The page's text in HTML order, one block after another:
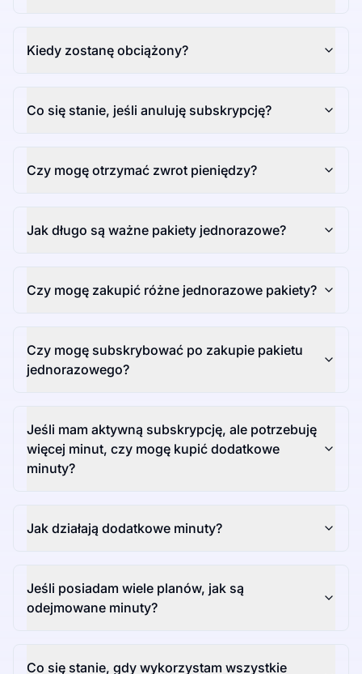
Kiedy zostanę obciążony?
Co się stanie, jeśli anuluję subskrypcję?
Czy mogę otrzymać zwrot pieniędzy?
Jak długo są ważne pakiety jednorazowe?
Czy mogę zakupić różne jednorazowe pakiety?
Czy mogę subskrybować po zakupie pakietu
jednorazowego?
Jeśli mam aktywną subskrypcję, ale potrzebuję
więcej minut, czy mogę kupić dodatkowe
minuty?
Jak działają dodatkowe minuty?
Jeśli posiadam wiele planów, jak są
odejmowane minuty?
Co się stanie, gdy wykorzystam wszystkie